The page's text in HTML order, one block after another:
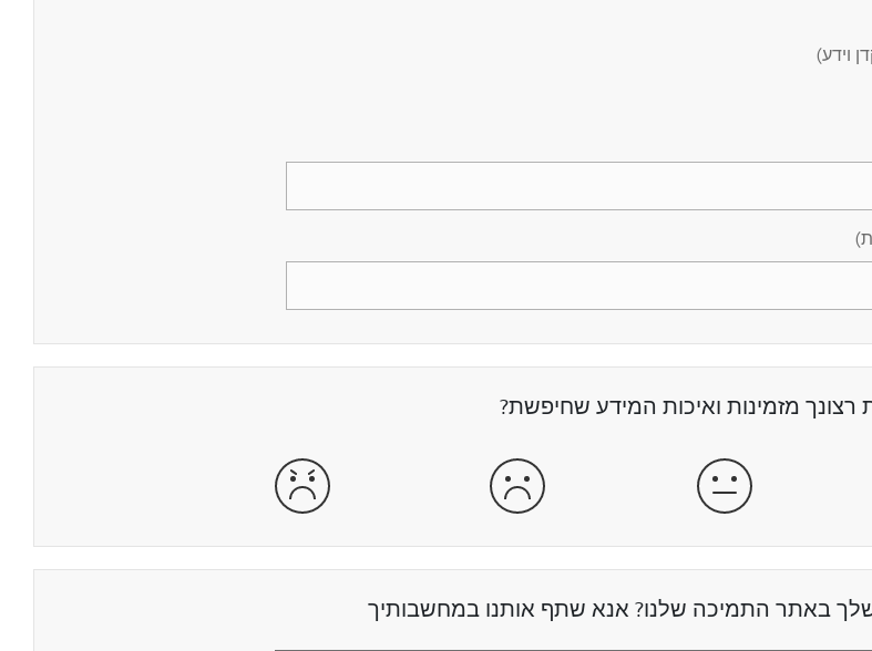
וידע)
רצונך מזמינות ואיכות המידע שחיפשת?
מרוצה ולא מרוצה לא מרוצה
באתר התמיכה שלנו? אנא שתף אותנו במחשבותיך